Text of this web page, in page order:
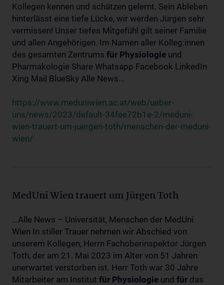
Kollegen kennen und schätzen gelernt. Sein Ableben
hinterlässt eine tiefe Lücke, wir werden Jürgen sehr
vermissen! Unser tiefes Mitgefühl gilt seiner Familie
und allen Angehörigen. Im Namen aller Kolleg:innen
des gesamten Zentrums für Physiologie und
Pharmakologie Share Whatsapp Facebook LinkedIn
Xing Mail BlueSky Alle News...
https://www.meduniwien.ac.at/web/ueber-
uns/news/2023/default-34fee72b1e-2/meduni-
wien-trauert-um-juergen-toth/menschen-der-meduni-
wien/
MedUni Wien trauert um Jürgen Toth
...Alle News – Universität, Menschen der MedUni
Wien In stiller Trauer nehmen wir Abschied von
unserem Kollegen, Herrn Fachoberinspektor Jürgen
Toth, der am 21. Mai 2023 im Alter von 51 Jahren
unerwartet verstorben ist. Herr Toth war 30 Jahre
Mitarbeiter am Institut für Physiologie und für das